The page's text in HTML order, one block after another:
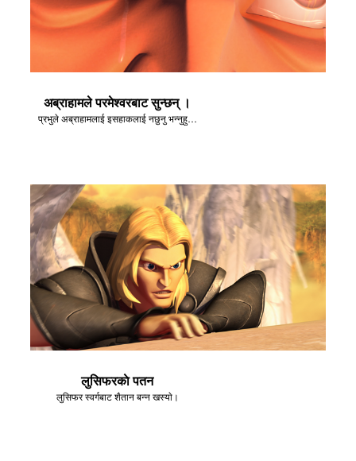
अब्राहामले परमेश्वरबाट सुन्छन् ।
प्रभुले अब्राहामलाई इसहाकलाई नछुनु भन्नुहुन्छ।
लुसिफरकाे पतन
लुसिफर स्वर्गबाट शैतान बन्न खस्याे।